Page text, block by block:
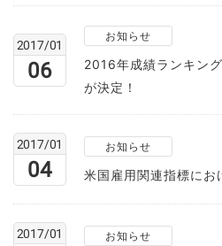
2017/01
06
お知らせ
2016年成績ランキン
が決定！
2017/01
04
お知らせ
米国雇用関連指標にお
2017/01 お知らせ